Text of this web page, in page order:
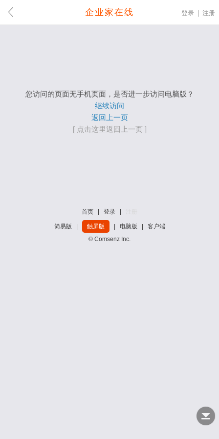
企业家在线 登录 注册
您访问的页面无手机页面，是否进一步访问电脑版？
继续访问
返回上一页
[ 点击这里返回上一页 ]
首页 登录
简易版 触屏版 电脑版
客户端
© Comsenz Inc.